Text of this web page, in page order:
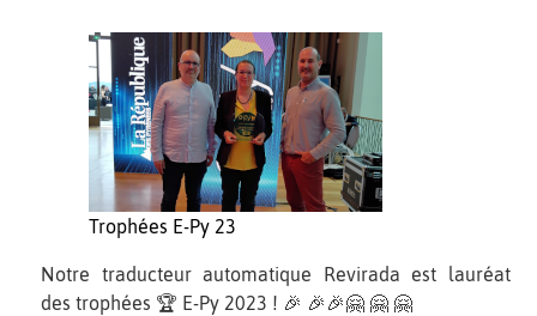
Trophées E-Py 23
Notre traducteur automatique Revirada est lauréat
des trophées 🏆 E-Py 2023 ! 🎉 🎉🎉🤗 🤗 🤗